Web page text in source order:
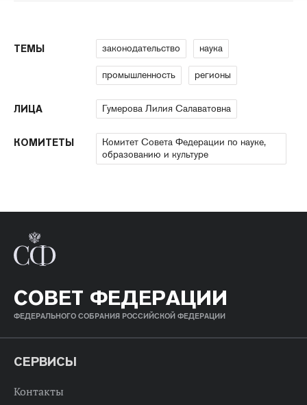
ТЕМЫ законодательство наука
промышленность регионы
ЛИЦА Гумерова Лилия Салаватовна
КОМИТЕТЫ
Комитет Совета Федерации по науке,
образованию и культуре
СОВЕТ ФЕДЕРАЦИИ
ФЕДЕРАЛЬНОГО СОБРАНИЯ РОССИЙСКОЙ ФЕДЕРАЦИИ
СЕРВИСЫ
Контакты